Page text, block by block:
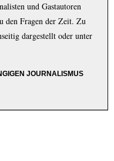
und Gastautoren
den Fragen der Zeit. Zu
dargestellt oder unter
JOURNALISMUS